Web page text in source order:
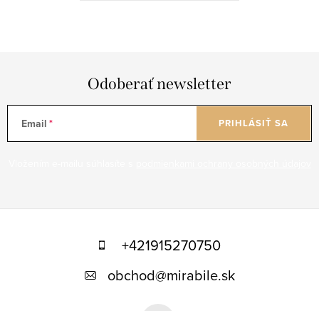
Odoberať newsletter
Email PRIHLÁSIŤ SA
+421915270750
obchod@mirabile.sk